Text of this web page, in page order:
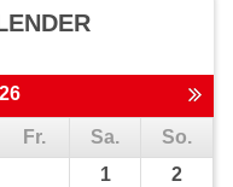
Fr. Sa.
So.
1
2